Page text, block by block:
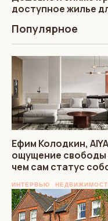
доступное жилье
Популярное
Ефим Колодкин,
ощущение свободы
чем сам статус
ИНТЕРВЬЮ